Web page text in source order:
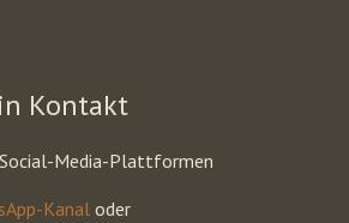
Kontakt
Media-Plattformen
Kanal oder